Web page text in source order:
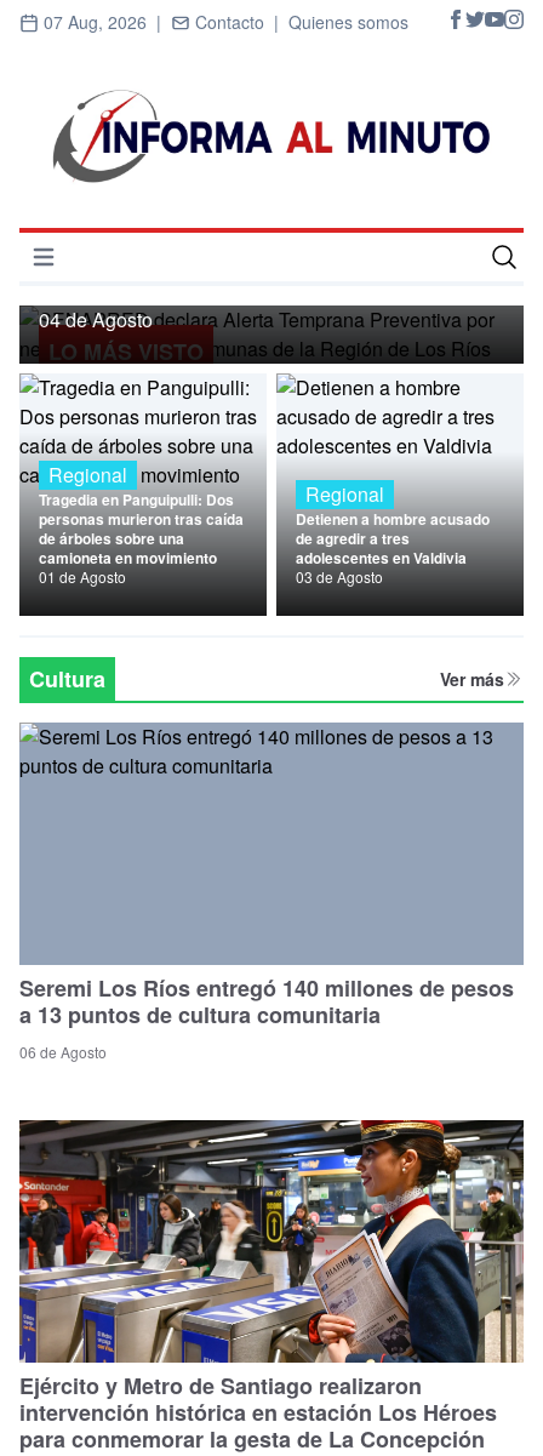
07 Aug, 2026 | Contacto | Quienes somos
Abrir menú
Inicio
Cultura
Deportes
Economía
Entrevistas
Nacional
Política
Regional
LO MÁS VISTO
Regional
SENAPRED declara Alerta Temprana
Preventiva por nevadas para ocho
04 de Agosto
Regional
Tragedia en Panguipulli: Dos
personas murieron tras caída
de árboles sobre una
camioneta en movimiento
01 de Agosto
Regional
Detienen a hombre acusado
de agredir a tres
adolescentes en Valdivia
03 de Agosto
Cultura Ver más
Seremi Los Ríos entregó 140 millones de pesos
a 13 puntos de cultura comunitaria
06 de Agosto
Ejército y Metro de Santiago realizaron
intervención histórica en estación Los Héroes
para conmemorar la gesta de La Concepción